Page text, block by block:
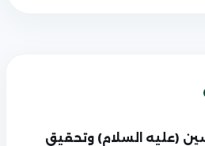
(عليه السلام) وتحقيق